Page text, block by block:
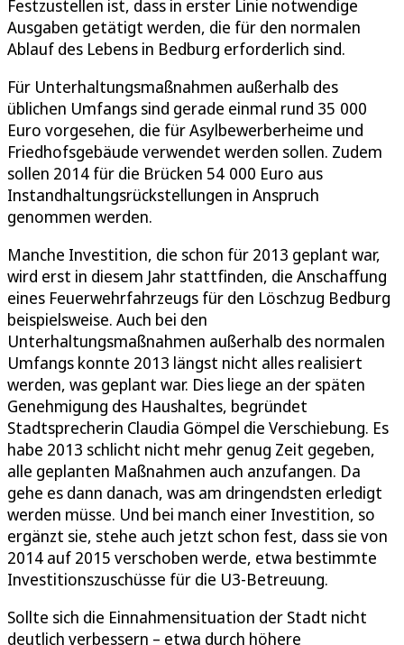
Festzustellen ist, dass in erster Linie notwendige
Ausgaben getätigt werden, die für den normalen
Ablauf des Lebens in Bedburg erforderlich sind.
Für Unterhaltungsmaßnahmen außerhalb des
üblichen Umfangs sind gerade einmal rund 35 000
Euro vorgesehen, die für Asylbewerberheime und
Friedhofsgebäude verwendet werden sollen. Zudem
sollen 2014 für die Brücken 54 000 Euro aus
Instandhaltungsrückstellungen in Anspruch
genommen werden.
Manche Investition, die schon für 2013 geplant war,
wird erst in diesem Jahr stattfinden, die Anschaffung
eines Feuerwehrfahrzeugs für den Löschzug Bedburg
beispielsweise. Auch bei den
Unterhaltungsmaßnahmen außerhalb des normalen
Umfangs konnte 2013 längst nicht alles realisiert
werden, was geplant war. Dies liege an der späten
Genehmigung des Haushaltes, begründet
Stadtsprecherin Claudia Gömpel die Verschiebung. Es
habe 2013 schlicht nicht mehr genug Zeit gegeben,
alle geplanten Maßnahmen auch anzufangen. Da
gehe es dann danach, was am dringendsten erledigt
werden müsse. Und bei manch einer Investition, so
ergänzt sie, stehe auch jetzt schon fest, dass sie von
2014 auf 2015 verschoben werde, etwa bestimmte
Investitionszuschüsse für die U3-Betreuung.
Sollte sich die Einnahmensituation der Stadt nicht
deutlich verbessern – etwa durch höhere